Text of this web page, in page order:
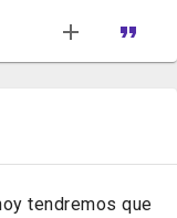
tendremos que